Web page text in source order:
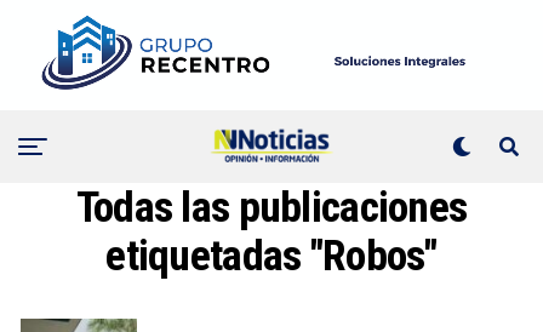
Todas las publicaciones
etiquetadas "Robos"